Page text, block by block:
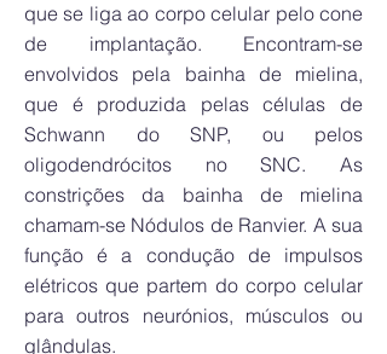
que se liga ao corpo celular pelo cone
de implantação. Encontram-se
envolvidos pela bainha de mielina,
que é produzida pelas células de
Schwann do SNP, ou pelos
oligodendrócitos no SNC. As
constrições da bainha de mielina
chamam-se Nódulos de Ranvier. A sua
função é a condução de impulsos
elétricos que partem do corpo celular
para outros neurónios, músculos ou
glândulas.